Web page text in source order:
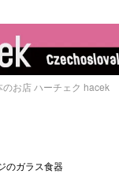
お店 ハーチェク hacek
のガラス食器